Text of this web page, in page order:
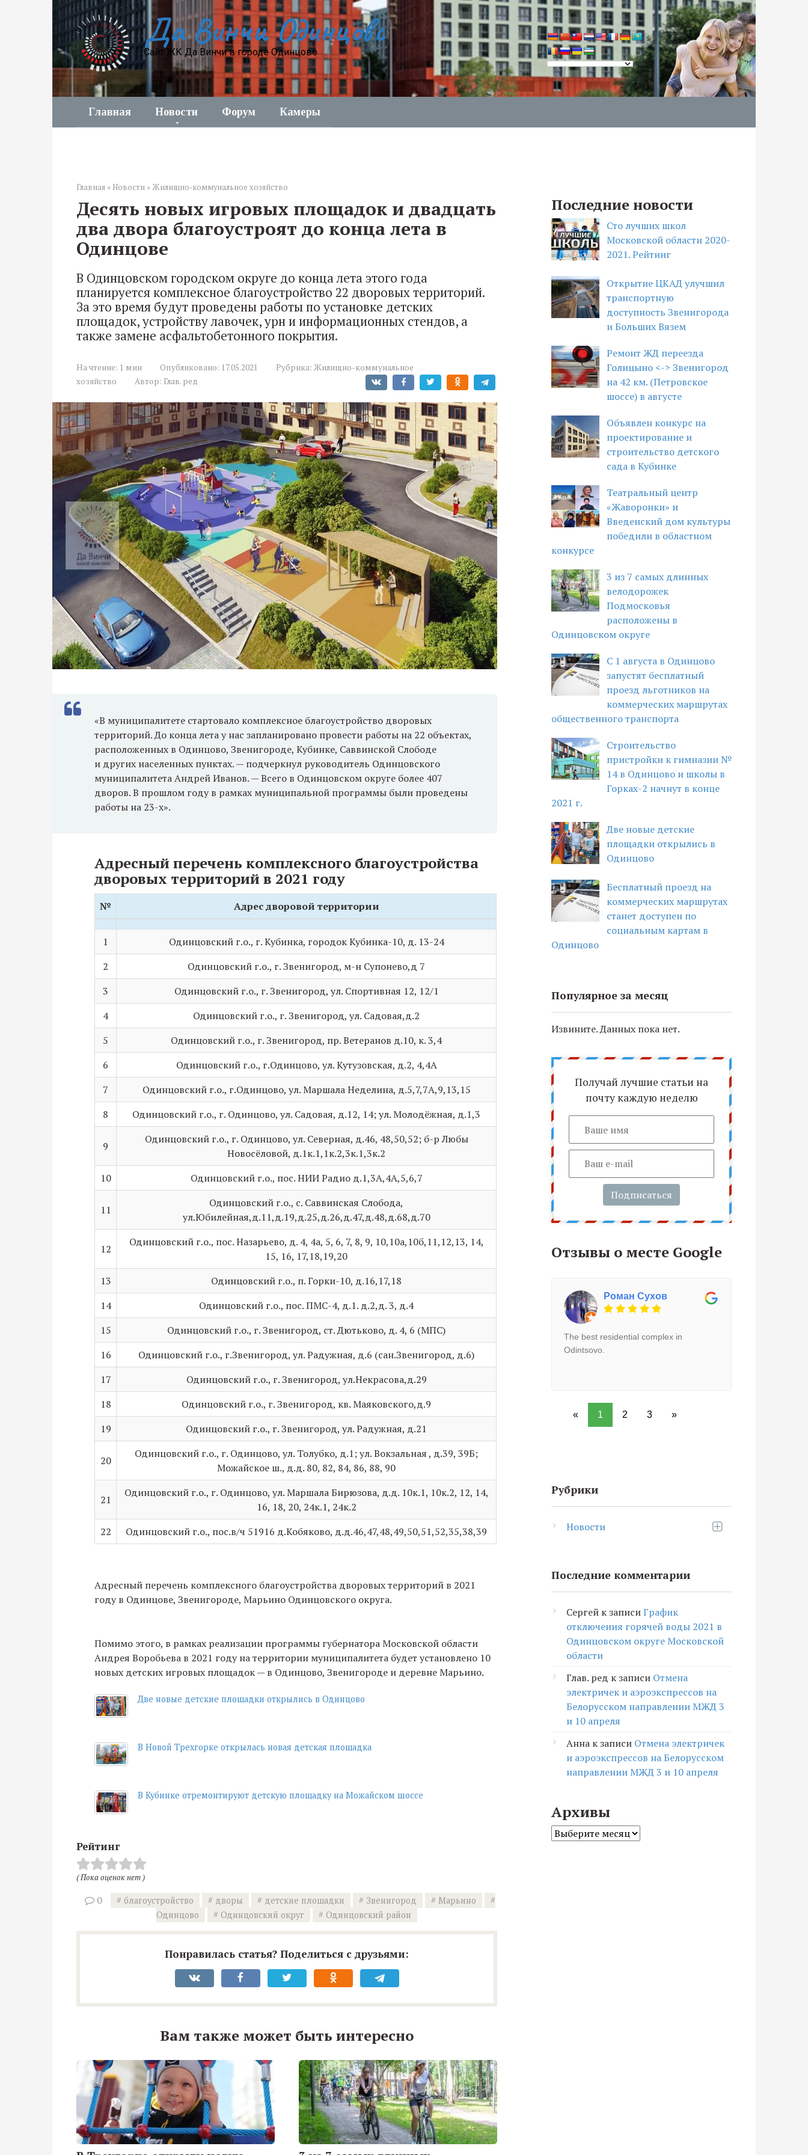
Да Винчи Одинцово
Сайт ЖК Да Винчи в городе Одинцово
Главная Новости Форум Камеры
Главная » Новости »Жилищно-коммунальное хозяйство
Десять новых игровых площадок и двадцать
два двора благоустроят до конца лета в
Одинцове
В Одинцовском городском округе до конца лета этого года
планируется комплексное благоустройство 22 дворовых территорий.
За это время будут проведены работы по установке детских
площадок, устройству лавочек, урн и информационных стендов, а
также замене асфальтобетонного покрытия.
На чтение: 1 мин Опубликовано: 17.05.2021 Рубрика: Жилищно-коммунальное
хозяйство
Автор: Глав. ред
«В муниципалитете стартовало комплексное благоустройство дворовых
территорий. До конца лета у нас запланировано провести работы на 22 объектах,
расположенных в Одинцово, Звенигороде, Кубинке, Саввинской Слободе
и других населенных пунктах. — подчеркнул руководитель Одинцовского
муниципалитета Андрей Иванов. — Всего в Одинцовском округе более 407
дворов. В прошлом году в рамках муниципальной программы были проведены
работы на 23-х».
Адресный перечень комплексного благоустройства
дворовых территорий в 2021 году
№
Адрес дворовой территории
№
Адрес дворовой территории
1
Одинцовский г.о., г. Кубинка, городок Кубинка-10, д. 13-24
2
Одинцовский г.о., г. Звенигород, м-н Супонево,д 7
3
Одинцовский г.о., г. Звенигород, ул. Спортивная 12, 12/1
4
Одинцовский г.о., г. Звенигород, ул. Садовая,д.2
5
Одинцовский г.о., г. Звенигород, пр. Ветеранов д.10, к. 3,4
6
Одинцовский г.о., г.Одинцово, ул. Кутузовская, д.2, 4,4А
7
Одинцовский г.о., г.Одинцово, ул. Маршала Неделина, д.5,7,7А,9,13,15
8
Одинцовский г.о., г. Одинцово, ул. Садовая, д.12, 14; ул. Молодёжная, д.1,3
9
Одинцовский г.о., г. Одинцово, ул. Северная, д.46, 48,50,52; б-р Любы
Новосёловой, д.1к.1,1к.2,3к.1,3к.2
10
Одинцовский г.о., пос. НИИ Радио д.1,3А,4А,5,6,7
11
Одинцовский г.о., с. Саввинская Слобода,
ул.Юбилейная,д.11,д.19,д.25,д.26,д.47,д.48,д.68,д.70
12
Одинцовский г.о., пос. Назарьево, д. 4, 4а, 5, 6, 7, 8, 9, 10,10а,10б,11,12,13, 14,
15, 16, 17,18,19,20
13
Одинцовский г.о., п. Горки-10, д.16,17,18
14
Одинцовский г.о., пос. ПМС-4, д.1. д.2,д. 3, д.4
15
Одинцовский г.о., г. Звенигород, ст. Дютьково, д. 4, 6 (МПС)
16
Одинцовский г.о., г.Звенигород, ул. Радужная, д.6 (сан.Звенигород, д.6)
17
Одинцовский г.о., г. Звенигород, ул.Некрасова,д.29
18
Одинцовский г.о., г. Звенигород, кв. Маяковского,д.9
19
Одинцовский г.о., г. Звенигород, ул. Радужная, д.21
20
Одинцовский г.о., г. Одинцово, ул. Толубко, д.1; ул. Вокзальная , д.39, 39Б;
Можайское ш., д.д. 80, 82, 84, 86, 88, 90
21
Одинцовский г.о., г. Одинцово, ул. Маршала Бирюзова, д.д. 10к.1, 10к.2, 12, 14,
16, 18, 20, 24к.1, 24к.2
22
Одинцовский г.о., пос.в/ч 51916 д.Кобяково, д.д.46,47,48,49,50,51,52,35,38,39
Адресный перечень комплексного благоустройства дворовых территорий в 2021
году в Одинцове, Звенигороде, Марьино Одинцовского округа.
Помимо этого, в рамках реализации программы губернатора Московской области
Андрея Воробьева в 2021 году на территории муниципалитета будет установлено 10
новых детских игровых площадок — в Одинцово, Звенигороде и деревне Марьино.
Две новые детские площадки открылись в Одинцово
В Новой Трехгорке открылась новая детская площадка
В Кубинке отремонтируют детскую площадку на Можайском шоссе
Рейтинг
( Пока оценок нет )
0 благоустройство дворы детские площадки Звенигород
Марьино
Одинцово
Одинцовский округ Одинцовский район
Понравилась статья? Поделиться с друзьями:
Вам также может быть интересно
Последние новости
Сто лучших школ
Московской области 2020-
2021. Рейтинг
Открытие ЦКАД улучшил
транспортную
доступность Звенигорода
и Больших Вязем
Ремонт ЖД переезда
Голицыно <-> Звенигород
на 42 км. (Петровское
шоссе) в августе
Объявлен конкурс на
проектирование и
строительство детского
сада в Кубинке
Театральный центр
«Жаворонки» и
Введенский дом культуры
победили в областном
конкурсе
3 из 7 самых длинных
велодорожек
Подмосковья
расположены в
Одинцовском округе
С 1 августа в Одинцово
запустят бесплатный
проезд льготников на
коммерческих маршрутах
общественного транспорта
Строительство
пристройки к гимназии №
14 в Одинцово и школы в
Горках-2 начнут в конце
2021 г.
Две новые детские
площадки открылись в
Одинцово
Бесплатный проезд на
коммерческих маршрутах
станет доступен по
социальным картам в
Одинцово
Популярное за месяц
Извините. Данных пока нет.
Получай лучшие статьи на
почту каждую неделю
Подписаться
Отзывы о месте Google
Роман Сухов
The best residential complex in
Odintsovo.
« 1 2 3 »
Рубрики
Новости
Последние комментарии
Сергей к записиГрафик
отключения горячей воды 2021 в
Одинцовском округе Московской
области
Глав. ред к записи Отмена
электричек и аэроэкспрессов на
Белорусском направлении МЖД 3
и 10 апреля
Анна к записи Отмена электричек
и аэроэкспрессов на Белорусском
направлении МЖД 3 и 10 апреля
Архивы
Архивы